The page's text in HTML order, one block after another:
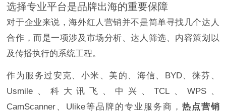
选择专业平台是品牌出海的重要保障
对于企业来说，海外红人营销并不是简单寻找几个达人
合作，而是一项涉及市场分析、达人筛选、内容策划以
及传播执行的系统工程。
作为服务过安克、小米、美的、海信、BYD、徕芬、
Usmile、科大讯飞、中兴、TCL、WPS、
CamScanner、Ulike等品牌的专业服务商， 热点营销